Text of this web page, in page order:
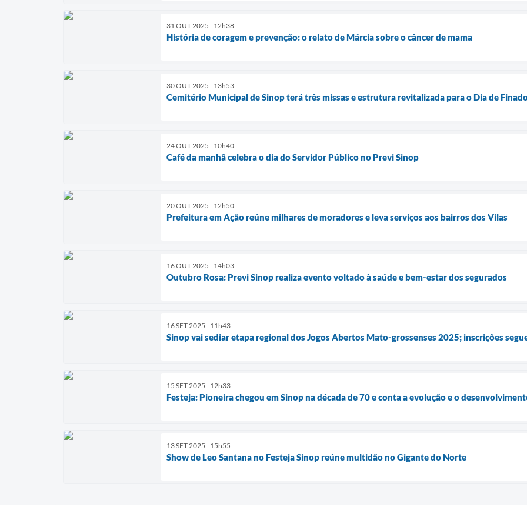
31 OUT 2025 - 12h38
História de coragem e prevenção: o relato de Márcia sobre o câncer de mama
30 OUT 2025 - 13h53
Cemitério Municipal de Sinop terá três missas e estrutura revitalizada para o Dia de
24 OUT 2025 - 10h40
Café da manhã celebra o dia do Servidor Público no Previ Sinop
20 OUT 2025 - 12h50
Prefeitura em Ação reúne milhares de moradores e leva serviços aos bairros dos Vilas
16 OUT 2025 - 14h03
Outubro Rosa: Previ Sinop realiza evento voltado à saúde e bem-estar dos segurados
16 SET 2025 - 11h43
Sinop vai sediar etapa regional dos Jogos Abertos Mato-grossenses 2025; inscrições
15 SET 2025 - 12h33
Festeja: Pioneira chegou em Sinop na década de 70 e conta a evolução e o
13 SET 2025 - 15h55
Show de Leo Santana no Festeja Sinop reúne multidão no Gigante do Norte